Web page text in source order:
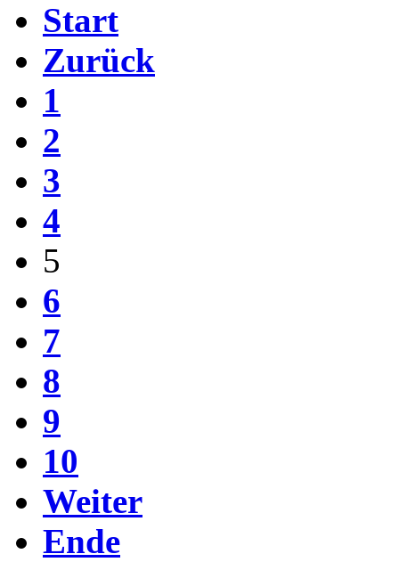
Start
Zurück
1
2
3
4
5
6
7
8
9
10
Weiter
Ende